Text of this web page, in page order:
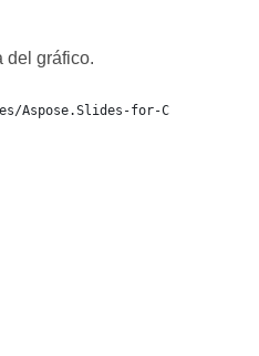
del gráfico.
Aspose.Slides-for-C